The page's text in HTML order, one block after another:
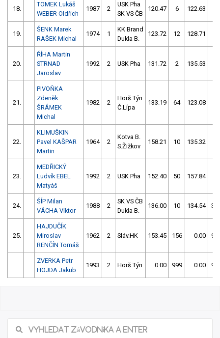
18.
TOMEK Lukáš
WEBER Oldřich
1987 2
USK Pha
SK VS ČB
120.47 6 122.63
19.
ŠENK Marek
RAŠEK Michal
1974 1
KK Brand
Dukla B.
123.72 12 128.71
20.
ŘÍHA Martin
STRNAD
Jaroslav
1992 2 USK Pha 131.72 2 135.53
21.
PIVOŇKA
Zdeněk
ŠRÁMEK
Michal
1982 2
Horš.Týn
Č.Lípa
133.19 64 123.08
22.
KLIMUŠKIN
Pavel KAŠPAR
Martin
1964 2
Kotva B.
S.Žižkov
158.21 10 135.32
23.
MEDŘICKÝ
Ludvík EBEL
Matyáš
1992 2 USK Pha 152.40 50 157.84
24.
ŠÍP Milan
VÁCHA Viktor
1988 2
SK VS ČB
Dukla B.
136.00 10 134.54
25.
HAJDUČÍK
Miroslav
RENČÍN Tomáš
1962 2 Sláv.HK 153.45 156 0.00
ZVERKA Petr
HOJDA Jakub
1993 2 Horš.Týn 0.00 999 0.00